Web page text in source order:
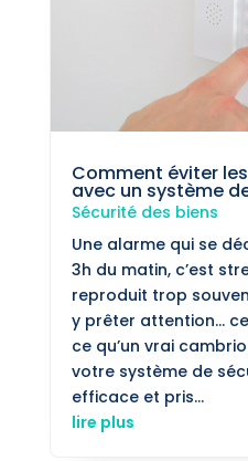
Comment éviter
avec un système
Sécurité des biens
Une alarme qui se
3h du matin, c’est
reproduit trop
y prêter attention…
ce qu’un vrai
votre système de
efficace et pris...
lire plus